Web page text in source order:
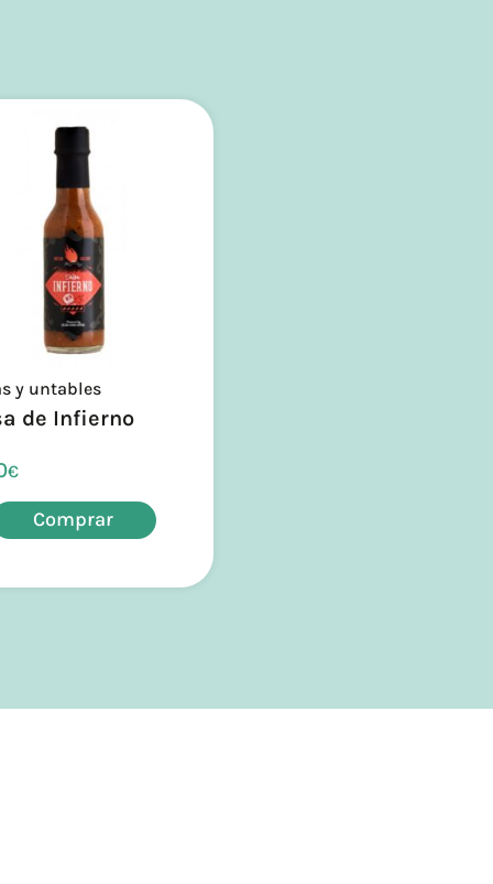
y untables
de Infierno
€
Comprar